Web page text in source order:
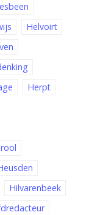
Helvoirt
Herpt
Hilvarenbeek